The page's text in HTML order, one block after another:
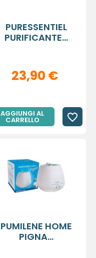
PURESSENTIEL
PURIFICANTE...
23,90 €
AGGIUNGI AL
CARRELLO favorite_border
PUMILENE HOME
PIGNA...